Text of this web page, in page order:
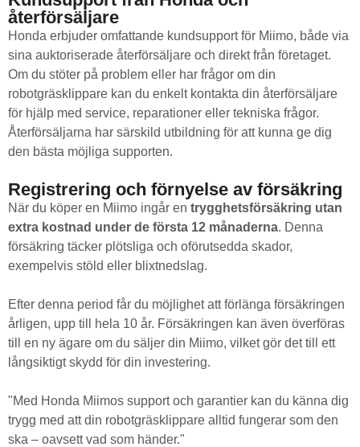
återförsäljare
Honda erbjuder omfattande kundsupport för Miimo, både via
sina auktoriserade återförsäljare och direkt från företaget.
Om du stöter på problem eller har frågor om din
robotgräsklippare kan du enkelt kontakta din återförsäljare
för hjälp med service, reparationer eller tekniska frågor.
Återförsäljarna har särskild utbildning för att kunna ge dig
den bästa möjliga supporten.
Registrering och förnyelse av försäkring
När du köper en Miimo ingår en trygghetsförsäkring utan
extra kostnad under de första 12 månaderna. Denna
försäkring täcker plötsliga och oförutsedda skador,
exempelvis stöld eller blixtnedslag.
Efter denna period får du möjlighet att förlänga försäkringen
årligen, upp till hela 10 år. Försäkringen kan även överföras
till en ny ägare om du säljer din Miimo, vilket gör det till ett
långsiktigt skydd för din investering.
"Med Honda Miimos support och garantier kan du känna dig
trygg med att din robotgräsklippare alltid fungerar som den
ska – oavsett vad som händer."